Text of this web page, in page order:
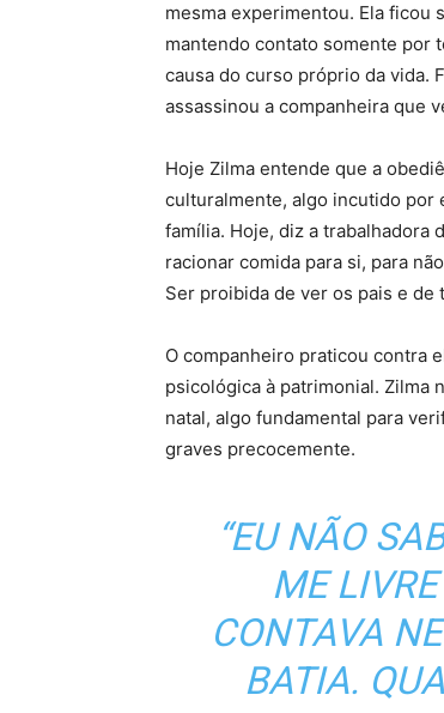
mesma experimentou. Ela ficou
mantendo contato somente por
causa do curso próprio da vida.
assassinou a companheira que
Hoje Zilma entende que a
culturalmente, algo incutido por
família. Hoje, diz a trabalhadora
racionar comida para si, para
Ser proibida de ver os pais e de
O companheiro praticou contra
psicológica à patrimonial. Zilma
natal, algo fundamental para
graves precocemente.
“EU NÃO
ME
CONTAVA
BATIA.